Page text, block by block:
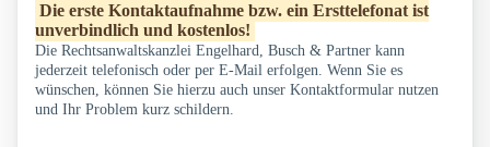
Die erste Kontaktaufnahme bzw. ein Ersttelefonat ist
unverbindlich und kostenlos!
Die Rechtsanwaltskanzlei Engelhard, Busch & Partner kann
jederzeit telefonisch oder per E-Mail erfolgen. Wenn Sie es
wünschen, können Sie hierzu auch unser Kontaktformular nutzen
und Ihr Problem kurz schildern.